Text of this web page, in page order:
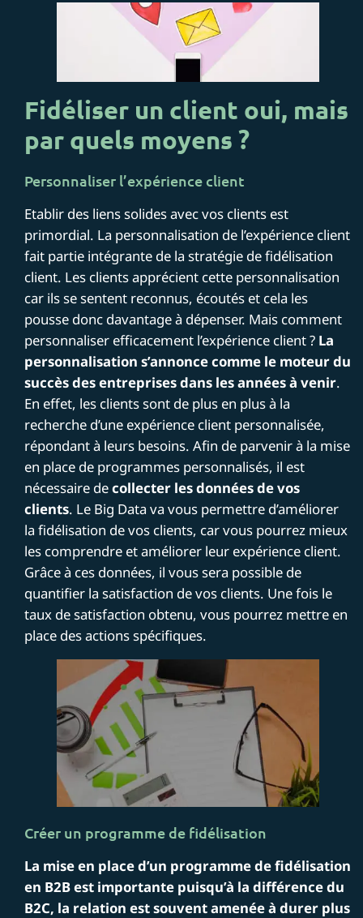
Fidéliser un client oui, mais
par quels moyens ?
Personnaliser l’expérience client
Etablir des liens solides avec vos clients est
primordial. La personnalisation de l’expérience client
fait partie intégrante de la stratégie de fidélisation
client. Les clients apprécient cette personnalisation
car ils se sentent reconnus, écoutés et cela les
pousse donc davantage à dépenser. Mais comment
personnaliser efficacement l’expérience client ? La
personnalisation s’annonce comme le moteur du
succès des entreprises dans les années à venir.
En effet, les clients sont de plus en plus à la
recherche d’une expérience client personnalisée,
répondant à leurs besoins. Afin de parvenir à la mise
en place de programmes personnalisés, il est
nécessaire decollecter les données de vos
clients. Le Big Data va vous permettre d’améliorer
la fidélisation de vos clients, car vous pourrez mieux
les comprendre et améliorer leur expérience client.
Grâce à ces données, il vous sera possible de
quantifier la satisfaction de vos clients. Une fois le
taux de satisfaction obtenu, vous pourrez mettre en
place des actions spécifiques.
Créer un programme de fidélisation
La mise en place d’un programme de fidélisation
en B2B est importante puisqu’à la différence du
B2C, la relation est souvent amenée à durer plus